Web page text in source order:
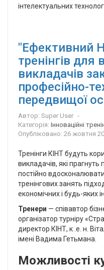
інтелектуальних
"Ефективний
тренінгів для
викладачів
професійно-
передвищої
Автор: Super User
Категорія: Інноваційні
Опубліковано: 26 жовтня
Тренінги КІНТ будуть
викладачів, які
постійно
тренінгових занять
економічних і будь-яких
Тренери — співавтор
організатор турніру
директор КІНТ, к .е. н.
імені Вадима Гетьмана.
Можливості